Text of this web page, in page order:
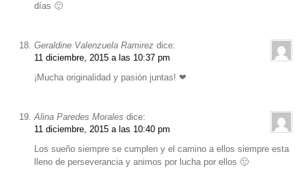
días 🙂
Geraldine Valenzuela Ramirez dice:
11 diciembre, 2015 a las 10:37 pm
¡Mucha originalidad y pasión juntas! ❤
Alina Paredes Morales dice:
11 diciembre, 2015 a las 10:40 pm
Los sueño siempre se cumplen y el camino a ellos siempre esta
lleno de perseverancia y animos por lucha por ellos 🙂